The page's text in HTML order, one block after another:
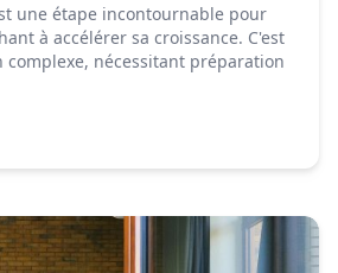
une étape incontournable pour
à accélérer sa croissance. C'est
complexe, nécessitant préparation